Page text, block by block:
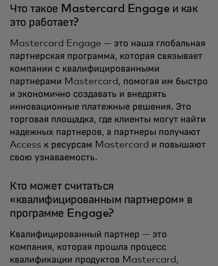
Что такое Mastercard Engage и как
это работает?
Mastercard Engage — это наша глобальная
партнерская программа, которая связывает
компании с квалифицированными
партнерами Mastercard, помогая им быстро
и экономично создавать и внедрять
инновационные платежные решения. Это
торговая площадка, где клиенты могут найти
надежных партнеров, а партнеры получают
Access к ресурсам Mastercard и повышают
свою узнаваемость.
Кто может считаться
«квалифицированным партнером» в
программе Engage?
Квалифицированный партнер — это
компания, которая прошла процесс
квалификации продуктов Mastercard,